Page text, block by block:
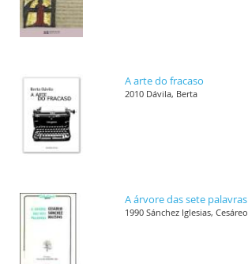
A arte do fracaso
2010 Dávila, Berta
A árvore das sete palavras
1990 Sánchez Iglesias, Cesáreo